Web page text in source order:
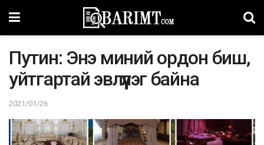
Пyтин: Энэ миний ордон биш,
уйтгартай эвлүүлэг байна
2021/01/26